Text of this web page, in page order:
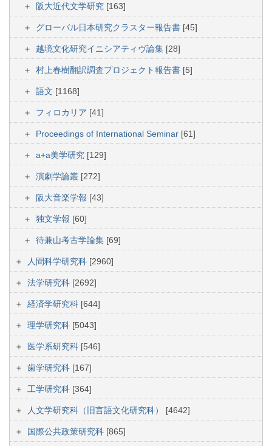
阪大近代文学研究 [163]
グローバル日本研究クラスター報告書 [45]
越境文化研究イニシアティヴ論集 [28]
村上春樹翻訳調査プロジェクト報告書 [5]
語文 [1168]
フィロカリア [41]
Proceedings of International Seminar [61]
a+a美学研究 [129]
演劇学論叢 [272]
阪大音楽学報 [43]
独文学報 [60]
待兼山考古学論集 [69]
人間科学研究科 [2960]
法学研究科 [2692]
経済学研究科 [644]
理学研究科 [5043]
医学系研究科 [546]
歯学研究科 [167]
工学研究科 [364]
人文学研究科（旧言語文化研究科） [4642]
国際公共政策研究科 [865]